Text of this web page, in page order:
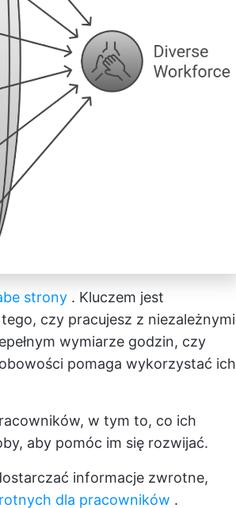
strony . Kluczem jest
czy pracujesz z niezależnymi
wymiarze godzin, czy
pomaga wykorzystać ich
w tym to, co ich
aby pomóc im się rozwijać.
informacje zwrotne,
dla pracowników .